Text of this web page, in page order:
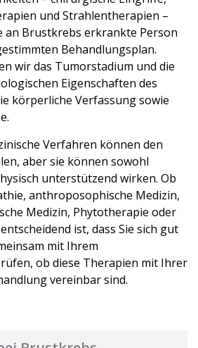
und Strahlentherapien –
an Brustkrebs erkrankte Person
Behandlungsplan.
wir das Tumorstadium und die
Eigenschaften des
körperliche Verfassung sowie
Verfahren können den
aber sie können sowohl
unterstützend wirken. Ob
anthroposophische Medizin,
Medizin, Phytotherapie oder
ist, dass Sie sich gut
mit Ihrem
ob diese Therapien mit Ihrer
vereinbar sind.